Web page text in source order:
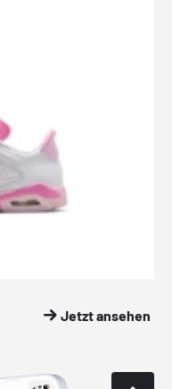
Jetzt ansehen